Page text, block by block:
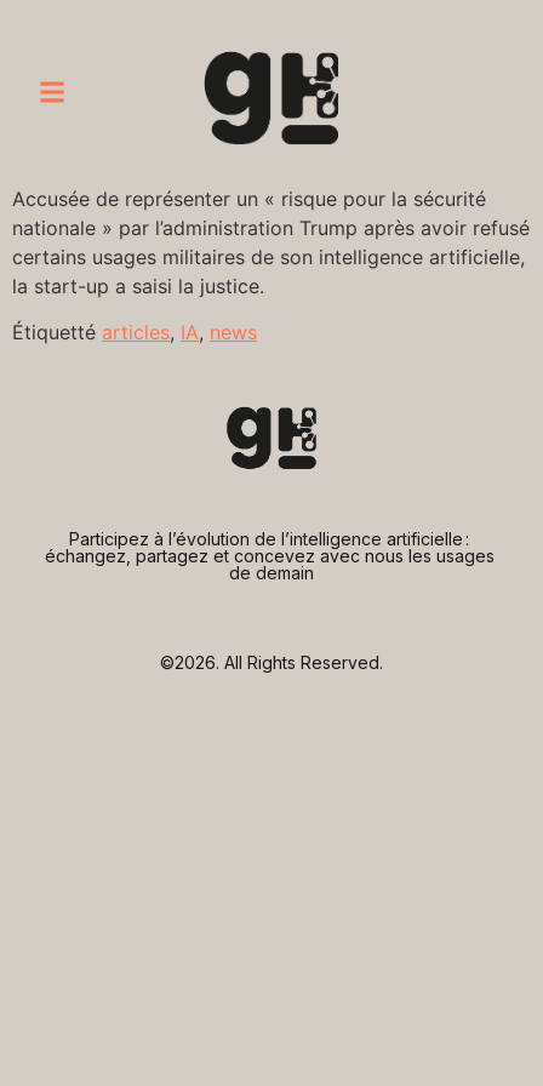
Accusée de représenter un « risque pour la sécurité
nationale » par l’administration Trump après avoir refusé
certains usages militaires de son intelligence artificielle,
la start-up a saisi la justice.
Étiquetté articles, IA, news
Participez à l’évolution de l’intelligence artificielle :
échangez, partagez et concevez avec nous les usages
de demain
©2026. All Rights Reserved.